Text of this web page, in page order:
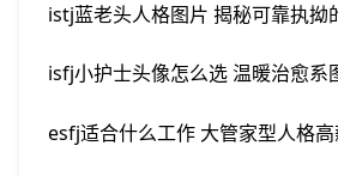
istj蓝老头人格图片 揭秘可靠执拗
isfj小护士头像怎么选 温暖治愈系
esfj适合什么工作 大管家型人格